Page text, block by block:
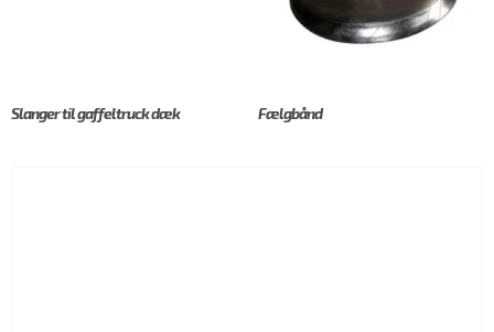
Slanger til gaffeltruck dæk Fælgbånd